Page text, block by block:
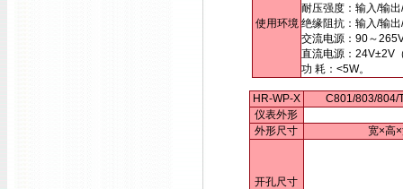
使用环境
耐压强度：输入/输
绝缘阻抗：输入/输
交流电源：90～
直流电源：24V±2V
功 耗：<5W。
HR-WP-X
C801/803/804/
仪表外形
外形尺寸
宽×高
开孔尺寸